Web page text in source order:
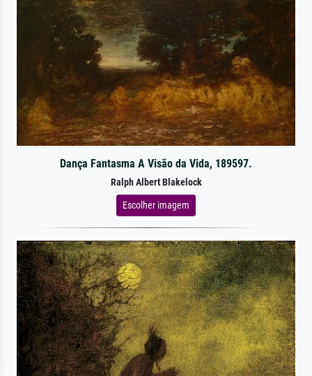
Dança Fantasma A Visão da Vida, 189597.
Ralph Albert Blakelock
Escolher imagem